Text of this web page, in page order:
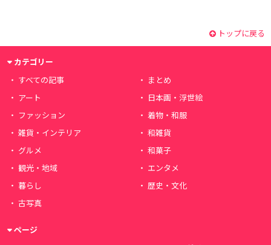
トップに戻る
カテゴリー
すべての記事
まとめ
アート
日本画・浮世絵
ファッション
着物・和服
雑貨・インテリア
和雑貨
グルメ
和菓子
観光・地域
エンタメ
暮らし
歴史・文化
古写真
ページ